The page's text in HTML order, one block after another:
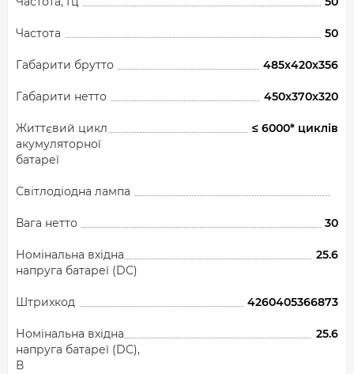
Частота 50
Габарити брутто 485x420x356
Габарити нетто 450x370x320
Життєвий цикл
акумуляторної
батареї
≤ 6000* циклів
Світлодіодна лампа
Вага нетто 30
Номінальна вхідна
напруга батареї (DC)
25.6
Штрихкод 4260405366873
Номінальна вхідна
напруга батареї (DC),
В
25.6